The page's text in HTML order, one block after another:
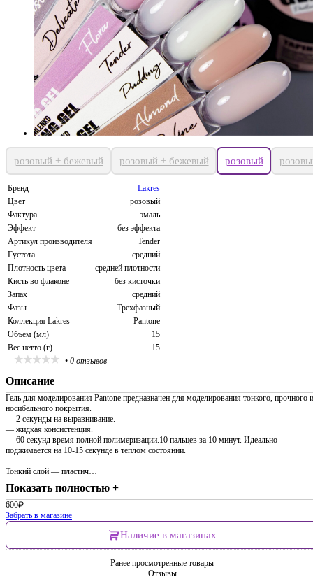
розовый + бежевый розовый + бежевый розовый
Бренд
Lakres
Цвет
розовый
Фактура
эмаль
Эффект
без эффекта
Артикул производителя
Tender
Густота
средний
Плотность цвета
средней плотности
Кисть во флаконе
без кисточки
Запах
средний
Фазы
Трехфазный
Коллекция Lakres
Pantone
Объем (мл)
15
Вес нетто (г)
15
• 0 отзывов
Описание
Гель для моделирования Pantone предназначен для моделирования тонкого, прочного и
носибельного покрытия.
— 2 секунды на выравнивание.
— жидкая консистенция.
— 60 секунд время полной полимеризации.10 пальцев за 10 минут. Идеально
поджимается на 10-15 секунде в теплом состоянии.
Тонкий слой — пластич…
Показать полностью +
600₽
Забрать в магазине
Наличие в магазинах
Ранее просмотренные товары
Отзывы